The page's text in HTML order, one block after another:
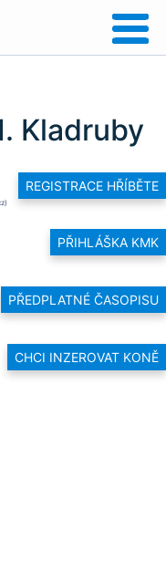
REGISTRACE HŘÍBĚTE
PŘIHLÁŠKA KMK
PŘEDPLATNÉ ČASOPISU
CHCI INZEROVAT KONĚ
Kladruby